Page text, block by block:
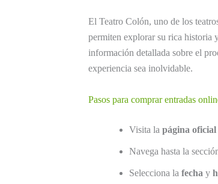
El Teatro Colón, uno de los
permiten explorar su rica historia
información detallada sobre el
experiencia sea inolvidable.
Pasos para comprar entradas
Visita la página oficial
Navega hasta la
Selecciona la fecha y